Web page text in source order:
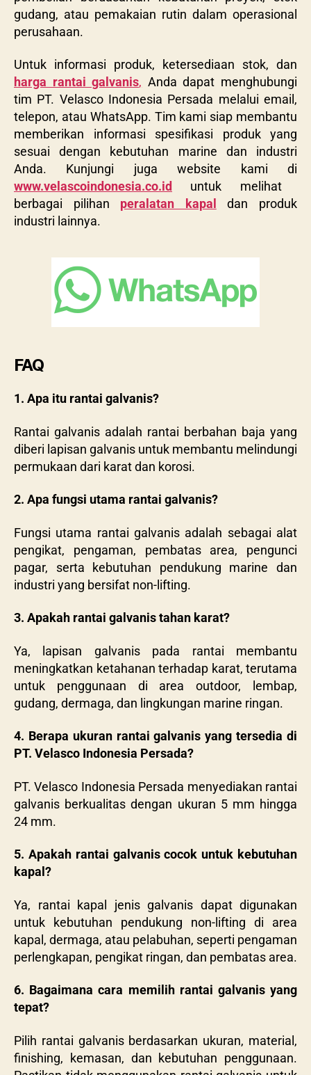
gudang, atau pemakaian rutin dalam operasional
perusahaan.
Untuk informasi produk, ketersediaan stok, dan
harga rantai galvanis, Anda dapat menghubungi
tim PT. Velasco Indonesia Persada melalui email,
telepon, atau WhatsApp. Tim kami siap membantu
memberikan informasi spesifikasi produk yang
sesuai dengan kebutuhan marine dan industri
Anda. Kunjungi juga website kami di
www.velascoindonesia.co.id
untuk melihat
berbagai pilihan peralatan kapal
dan produk
industri lainnya.
FAQ
1. Apa itu rantai galvanis?
Rantai galvanis adalah rantai berbahan baja yang
diberi lapisan galvanis untuk membantu melindungi
permukaan dari karat dan korosi.
2. Apa fungsi utama rantai galvanis?
Fungsi utama rantai galvanis adalah sebagai alat
pengikat, pengaman, pembatas area, pengunci
pagar, serta kebutuhan pendukung marine dan
industri yang bersifat non-lifting.
3. Apakah rantai galvanis tahan karat?
Ya, lapisan galvanis pada rantai membantu
meningkatkan ketahanan terhadap karat, terutama
untuk penggunaan di area outdoor, lembap,
gudang, dermaga, dan lingkungan marine ringan.
4. Berapa ukuran rantai galvanis yang tersedia di
PT. Velasco Indonesia Persada?
PT. Velasco Indonesia Persada menyediakan rantai
galvanis berkualitas dengan ukuran 5 mm hingga
24 mm.
5. Apakah rantai galvanis cocok untuk kebutuhan
kapal?
Ya, rantai kapal jenis galvanis dapat digunakan
untuk kebutuhan pendukung non-lifting di area
kapal, dermaga, atau pelabuhan, seperti pengaman
perlengkapan, pengikat ringan, dan pembatas area.
6. Bagaimana cara memilih rantai galvanis yang
tepat?
Pilih rantai galvanis berdasarkan ukuran, material,
finishing, kemasan, dan kebutuhan penggunaan.